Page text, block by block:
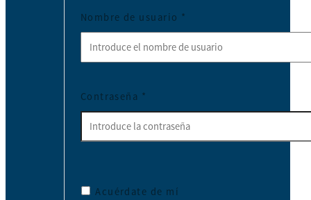
Nombre de usuario *
Contraseña *
Acuérdate de mí